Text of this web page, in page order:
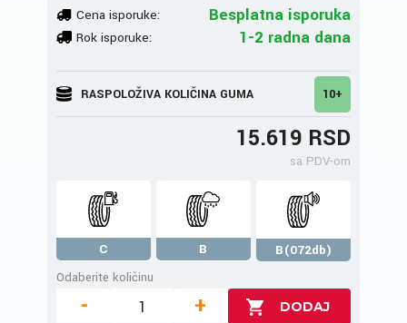
Cena isporuke: Besplatna isporuka
Rok isporuke: 1-2 radna dana
RASPOLOŽIVA KOLIČINA GUMA 10+
15.619 RSD
sa PDV-om
C B
B(072db)
Odaberite količinu
- +